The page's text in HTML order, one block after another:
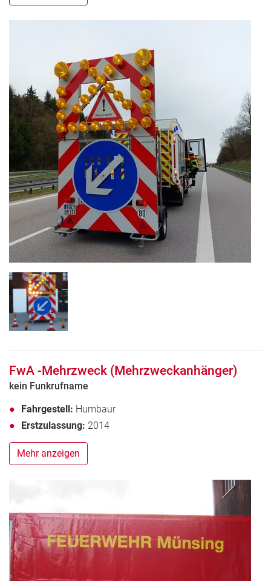
FwA -Mehrzweck (Mehrzweckanhänger)
kein Funkrufname
Fahrgestell: Humbaur
Erstzulassung: 2014
Mehr anzeigen